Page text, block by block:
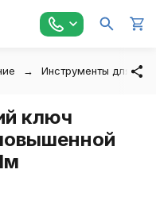
Инструменты для
ключ